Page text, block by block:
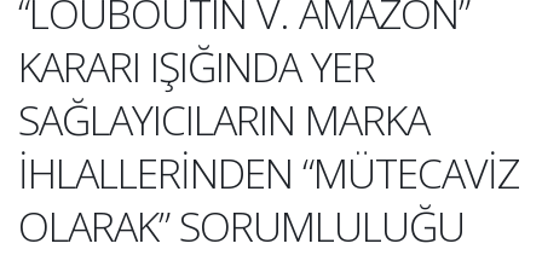
“LOUBOUTIN V. AMAZON”
KARARI IŞIĞINDA YER
SAĞLAYICILARIN MARKA
İHLALLERİNDEN “MÜTECAVİZ
OLARAK” SORUMLULUĞU